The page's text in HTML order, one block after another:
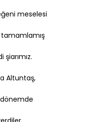
meselesi
tamamlamış
Altuntaş,